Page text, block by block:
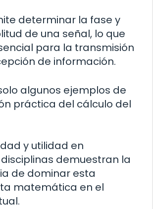
determinar la fase y
de una señal, lo que
para la transmisión
de información.
algunos ejemplos de
práctica del cálculo del
y utilidad en
demuestran la
de dominar esta
matemática en el